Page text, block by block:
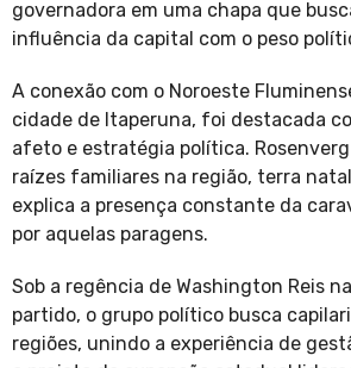
governadora em uma chapa que
influência da capital com o peso
A conexão com o Noroeste
cidade de Itaperuna, foi destacada
afeto e estratégia política.
raízes familiares na região, terra
explica a presença constante da
por aquelas paragens.
Sob a regência de Washington Reis
partido, o grupo político busca
regiões, unindo a experiência de